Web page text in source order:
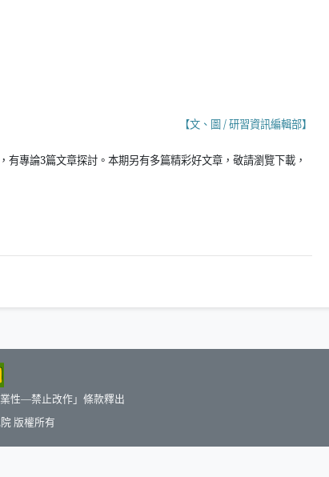
【文、圖/研習資訊編輯部】
有專論3篇文章探討。本期另有多篇精彩好文章，敬請瀏覽下載，
性—禁止改作」條款釋出
（另開新視窗）
版權所有